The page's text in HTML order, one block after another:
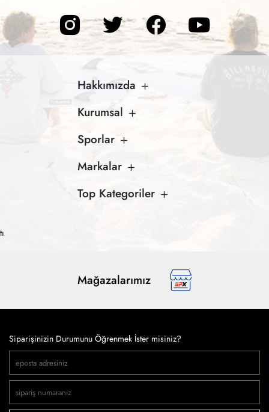
Hakkımızda
Kurumsal
Sporlar
Markalar
Top Kategoriler
Mağazalarımız
Siparişinizin Durumunu Öğrenmek İster misiniz?